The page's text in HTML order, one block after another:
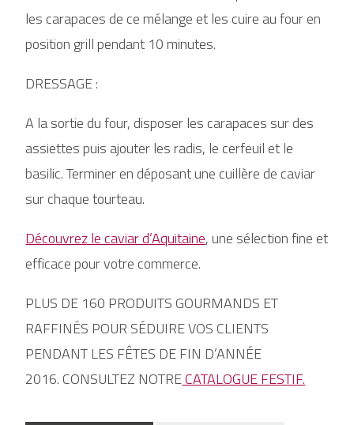
les carapaces de ce mélange et les cuire au four en
position grill pendant 10 minutes.
DRESSAGE :
A la sortie du four, disposer les carapaces sur des
assiettes puis ajouter les radis, le cerfeuil et le
basilic. Terminer en déposant une cuillère de caviar
sur chaque tourteau.
Découvrez le caviar d’Aquitaine, une sélection fine et
efficace pour votre commerce.
PLUS DE 160 PRODUITS GOURMANDS ET
RAFFINÉS POUR SÉDUIRE VOS CLIENTS
PENDANT LES FÊTES DE FIN D’ANNÉE
2016.CONSULTEZ NOTRECATALOGUE FESTIF.